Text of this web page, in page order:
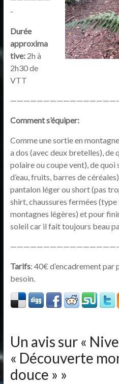
-
Durée
approxima
tive:2h à
2h30 de
VTT
Comment s’équiper:
Comme une sortie en
a dos (avec deux bretelles), de
polaire ou coupe vent), de quoi
d’eau, fruits, barres de
pantalon léger ou short (pas
shirt, chaussures fermées
montagnes légères) et pour
soleil car il fait toujours beau
Tarifs: 40€ d’encadrement par
besoin.
Un avis sur «
« Découverte
douce » »